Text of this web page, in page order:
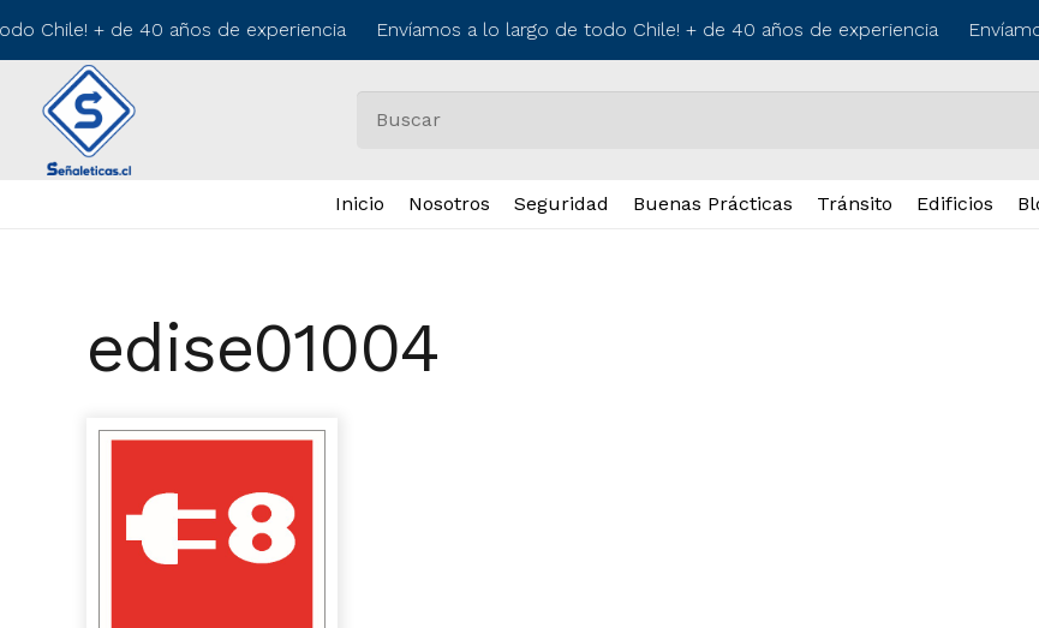
Chile! + de 40 años de experiencia Envíamos a lo largo de todo Chile! + de 40 años de experiencia
Inicio Nosotros Seguridad Buenas Prácticas Tránsito Edificios
edise01004